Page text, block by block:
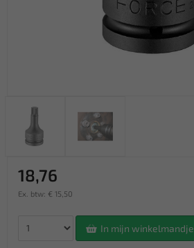
18,76
Ex. btw: € 15,50
In mijn winkelmandje